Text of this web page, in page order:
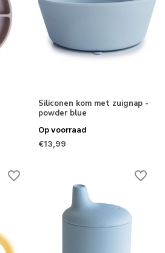
Siliconen kom met zuignap -
powder blue
Op voorraad
€13,99